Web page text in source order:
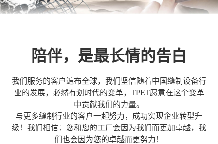
陪伴，是最长情的告白
我们服务的客户遍布全球，我们坚信随着中国缝制设备行
业的发展，必然有划时代的变革，TPET愿意在这个变革
中贡献我们的力量。
与更多缝制行业的客户一起努力，成功实现企业转型升
级！我们相信：您和您的工厂会因为我们而更加卓越，我
们也会因为您的卓越而更努力！